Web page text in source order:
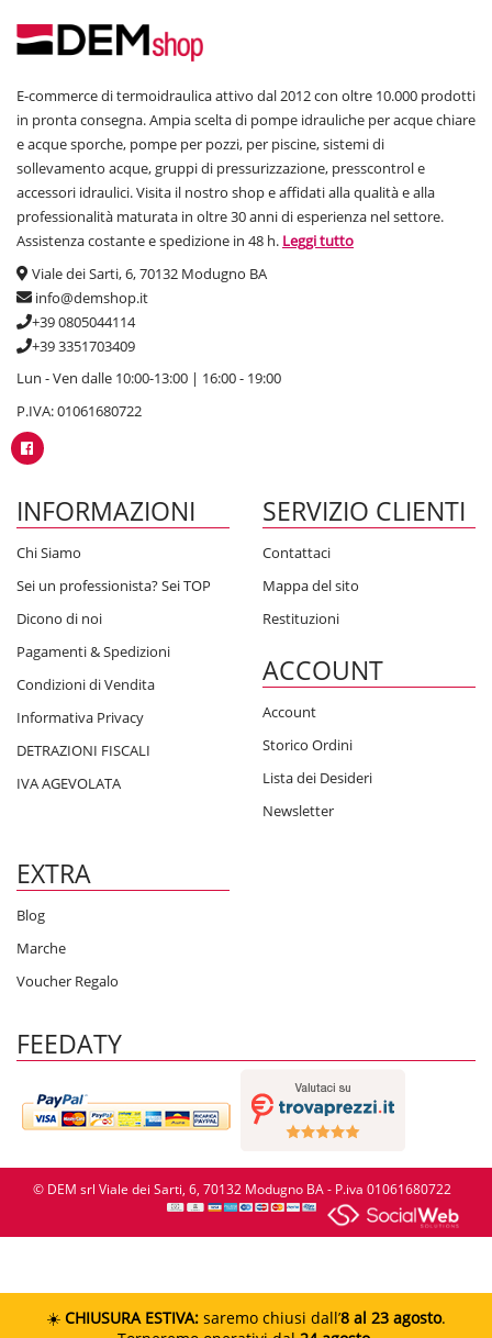
E-commerce di termoidraulica attivo dal 2012 con oltre 10.000 prodotti
in pronta consegna. Ampia scelta di pompe idrauliche per acque chiare
e acque sporche, pompe per pozzi, per piscine, sistemi di
sollevamento acque, gruppi di pressurizzazione, presscontrol e
accessori idraulici. Visita il nostro shop e affidati alla qualità e alla
professionalità maturata in oltre 30 anni di esperienza nel settore.
Assistenza costante e spedizione in 48 h. Leggi tutto
Viale dei Sarti, 6, 70132 Modugno BA
info@demshop.it
+39 0805044114
+39 3351703409
Lun - Ven dalle 10:00-13:00 | 16:00 - 19:00
P.IVA: 01061680722
INFORMAZIONI
Chi Siamo
Sei un professionista? Sei TOP
Dicono di noi
Pagamenti & Spedizioni
Condizioni di Vendita
Informativa Privacy
DETRAZIONI FISCALI
IVA AGEVOLATA
SERVIZIO CLIENTI
Contattaci
Mappa del sito
Restituzioni
ACCOUNT
Account
Storico Ordini
Lista dei Desideri
Newsletter
EXTRA
Blog
Marche
Voucher Regalo
FEEDATY
© DEM srl Viale dei Sarti, 6, 70132 Modugno BA - P.iva 01061680722
☀️ CHIUSURA ESTIVA: saremo chiusi dall’8 al 23 agosto.